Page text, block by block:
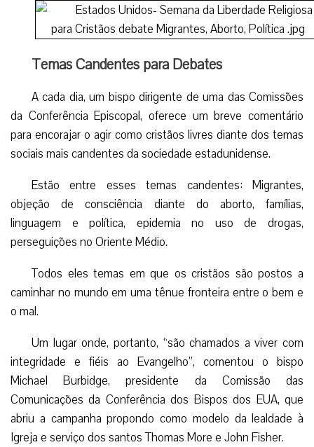
Temas Candentes para Debates
A cada dia, um bispo dirigente de uma das Comissões
da Conferência Episcopal, oferece um breve comentário
para encorajar o agir como cristãos livres diante dos temas
sociais mais candentes da sociedade estadunidense.
Estão entre esses temas candentes: Migrantes,
objeção de consciência diante do aborto, famílias,
linguagem e política, epidemia no uso de drogas,
perseguições no Oriente Médio.
Todos eles temas em que os cristãos são postos a
caminhar no mundo em uma tênue fronteira entre o bem e
o mal.
Um lugar onde, portanto, “são chamados a viver com
integridade e fiéis ao Evangelho”, comentou o bispo
Michael Burbidge, presidente da Comissão das
Comunicações da Conferência dos Bispos dos EUA, que
abriu a campanha propondo como modelo da lealdade à
Igreja e serviço dos santos Thomas More e John Fisher.